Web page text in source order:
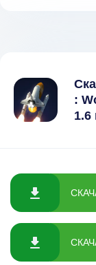
:
1.6